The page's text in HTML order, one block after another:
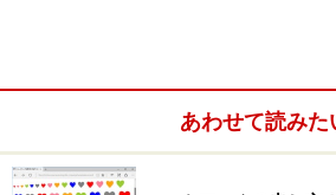
あわせて読みた